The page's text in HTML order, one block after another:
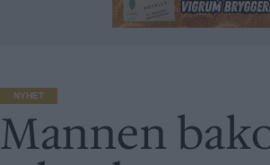
NYHET
Mannen